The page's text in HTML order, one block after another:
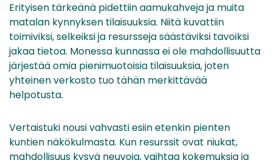
Erityisen tärkeänä pidettiin aamukahveja ja muita
matalan kynnyksen tilaisuuksia. Niitä kuvattiin
toimiviksi, selkeiksi ja resursseja säästäviksi tavoiksi
jakaa tietoa. Monessa kunnassa ei ole mahdollisuutta
järjestää omia pienimuotoisia tilaisuuksia, joten
yhteinen verkosto tuo tähän merkittävää
helpotusta.
Vertaistuki nousi vahvasti esiin etenkin pienten
kuntien näkökulmasta. Kun resurssit ovat niukat,
mahdollisuus kysyä neuvoja, vaihtaa kokemuksia ja